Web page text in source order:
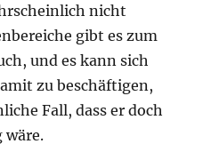
nicht
gibt es zum
und es kann sich
zu beschäftigen,
Fall, dass er doch
wäre.